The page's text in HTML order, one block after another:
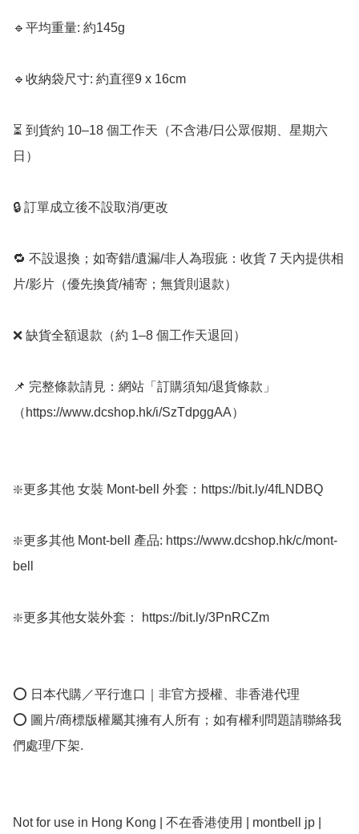
🔹平均重量: 約145g
🔹收納袋尺寸: 約直徑9 x 16cm
⏳ 到貨約 10–18 個工作天（不含港/日公眾假期、星期六
日）
🔒 訂單成立後不設取消/更改
🔁 不設退換；如寄錯/遺漏/非人為瑕疵：收貨 7 天內提供相
片/影片（優先換貨/補寄；無貨則退款）
❌ 缺貨全額退款（約 1–8 個工作天退回）
📌 完整條款請見：網站「訂購須知/退貨條款」
（https://www.dcshop.hk/i/SzTdpggAA）
❇️更多其他 女裝 Mont-bell 外套：https://bit.ly/4fLNDBQ
❇️更多其他 Mont-bell 產品: https://www.dcshop.hk/c/mont-
bell
❇️更多其他女裝外套： https://bit.ly/3PnRCZm
⭕ 日本代購／平行進口｜非官方授權、非香港代理
⭕ 圖片/商標版權屬其擁有人所有；如有權利問題請聯絡我
們處理/下架.
Not for use in Hong Kong | 不在香港使用 | montbell jp |